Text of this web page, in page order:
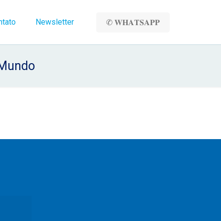
Newsletter ✆ 𝐖𝐇𝐀𝐓𝐒𝐀𝐏𝐏